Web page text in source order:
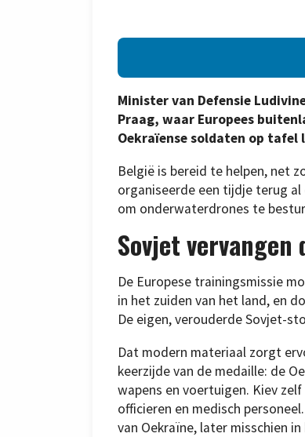
Minister van Defensie
Praag, waar Europees
Oekraïense soldaten op tafel
België is bereid te helpen, net
organiseerde een tijdje terug
om onderwaterdrones te
Sovjet vervangen
De Europese trainingsmissie
in het zuiden van het land, en
De eigen, verouderde Sovjet-
Dat modern materiaal zorgt
keerzijde van de medaille: de
wapens en voertuigen. Kiev
officieren en medisch
van Oekraïne, later misschien